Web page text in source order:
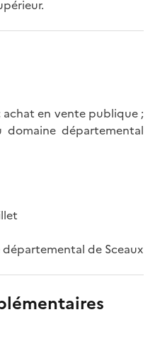
en vente publique ;
domaine départemental
de Sceaux